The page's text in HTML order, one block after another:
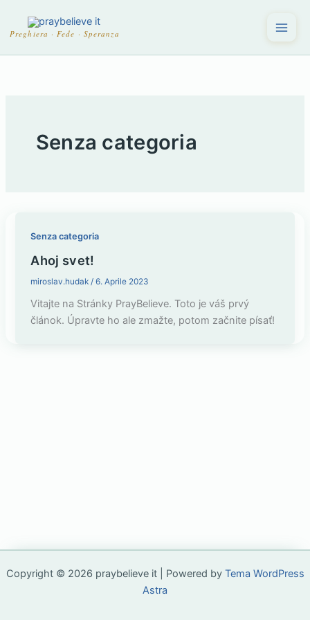
contenuto
praybelieve it
Preghiera · Fede · Speranza
Senza categoria
Senza categoria
Ahoj svet!
miroslav.hudak /6. Aprile 2023
Vitajte na Stránky PrayBelieve. Toto je váš prvý
článok. Úpravte ho ale zmažte, potom začnite písať!
Copyright © 2026 praybelieve it | Powered by Tema WordPress
Astra